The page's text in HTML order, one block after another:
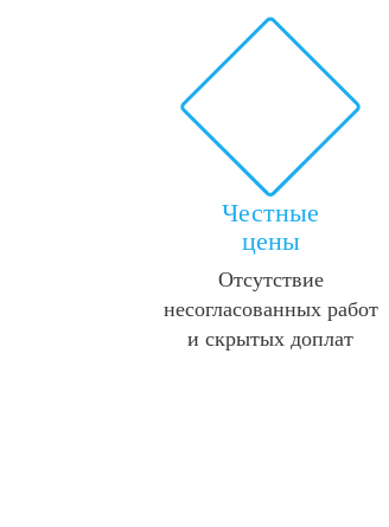
Честные
цены
Отсутствие
несогласованных работ
и скрытых доплат